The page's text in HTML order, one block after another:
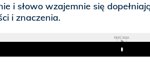
i słowo wzajemnie się
i znaczenia.
REKLAMA
Play